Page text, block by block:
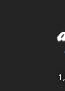
1 ,